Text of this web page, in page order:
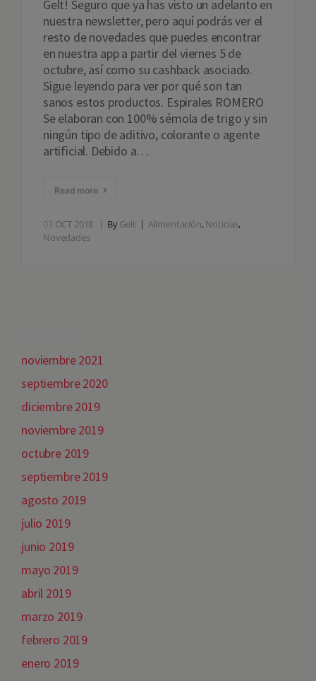
Gelt! Seguro que ya has visto un adelanto en
nuestra newsletter, pero aquí podrás ver el
resto de novedades que puedes encontrar
en nuestra app a partir del viernes 5 de
octubre, así como su cashback asociado.
Sigue leyendo para ver por qué son tan
sanos estos productos. Espirales ROMERO
Se elaboran con 100% sémola de trigo y sin
ningún tipo de aditivo, colorante o agente
artificial. Debido a…
Read more
03 OCT 2018 ByGelt Alimentación, Noticias,
Novedades
noviembre 2021
septiembre 2020
diciembre 2019
noviembre 2019
octubre 2019
septiembre 2019
agosto 2019
julio 2019
junio 2019
mayo 2019
abril 2019
marzo 2019
febrero 2019
enero 2019